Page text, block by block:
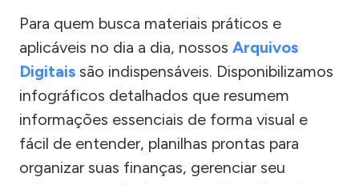
Para quem busca materiais práticos e
aplicáveis no dia a dia, nossos Arquivos
Digitais são indispensáveis. Disponibilizamos
infográficos detalhados que resumem
informações essenciais de forma visual e
fácil de entender, planilhas prontas para
organizar suas finanças, gerenciar seu